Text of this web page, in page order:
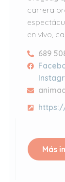
carrera
en vivo,
689
Más